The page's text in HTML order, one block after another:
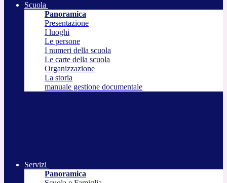
Scuola
Panoramica
Presentazione
I luoghi
Le persone
I numeri della scuola
Le carte della scuola
Organizzazione
La storia
manuale gestione documentale
Servizi
Panoramica